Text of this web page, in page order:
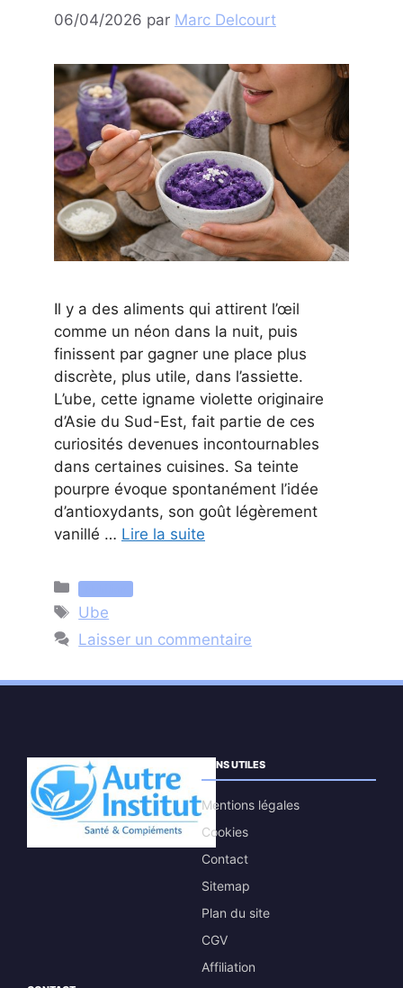
06/04/2026 par Marc Delcourt
Il y a des aliments qui attirent l’œil
comme un néon dans la nuit, puis
finissent par gagner une place plus
discrète, plus utile, dans l’assiette.
L’ube, cette igname violette originaire
d’Asie du Sud-Est, fait partie de ces
curiosités devenues incontournables
dans certaines cuisines. Sa teinte
pourpre évoque spontanément l’idée
d’antioxydants, son goût légèrement
vanillé … Lire la suite
Catégories
Étiquettes
Ube
Laisser un commentaire
LIENS UTILES
Mentions légales
Cookies
Contact
Sitemap
Plan du site
CGV
Affiliation